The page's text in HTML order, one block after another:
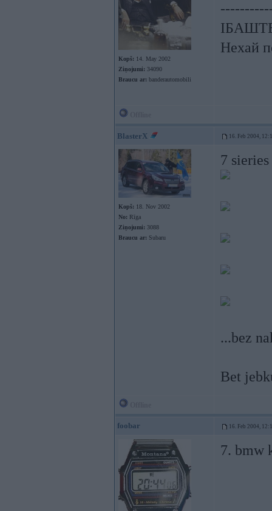
Kopš: 14. May 2002
Ziņojumi: 34090
Braucu ar: banderautomobili
Нехай
BlasterX 16. Feb 2004,
Kopš: 18. Nov 2002
No: Rīga
Ziņojumi: 3088
Braucu ar: Subaru
7
...bez
Bet
foobar 16. Feb 2004,
7. bmw